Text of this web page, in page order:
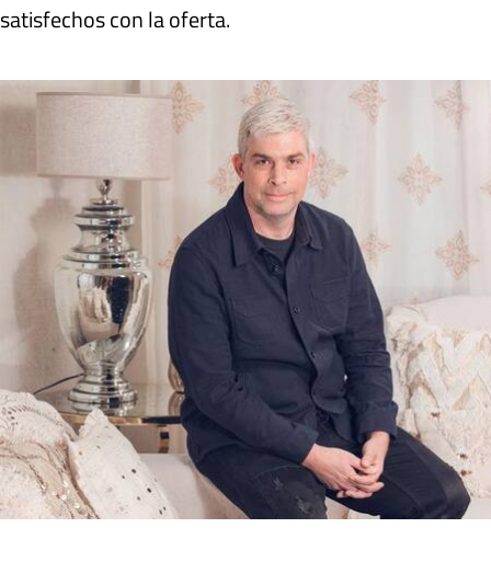
satisfechos con la oferta.